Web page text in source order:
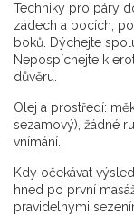
Techniky pro páry
zádech a bocích,
boků. Dýchejte
Nepospíchejte k
důvěru.
Olej a prostředí:
sezamový), žádné
vnímání.
Kdy očekávat
hned po první
pravidelnými